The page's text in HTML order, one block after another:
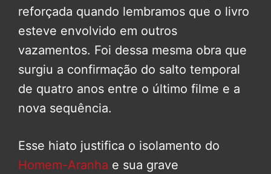
reforçada quando lembramos que o livro
esteve envolvido em outros
vazamentos. Foi dessa mesma obra que
surgiu a confirmação do salto temporal
de quatro anos entre o último filme e a
nova sequência.
Esse hiato justifica o isolamento do
Homem-Aranha e sua grave